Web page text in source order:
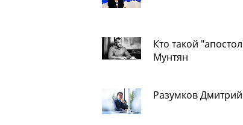
Кто такой
Мунтян
Разумков